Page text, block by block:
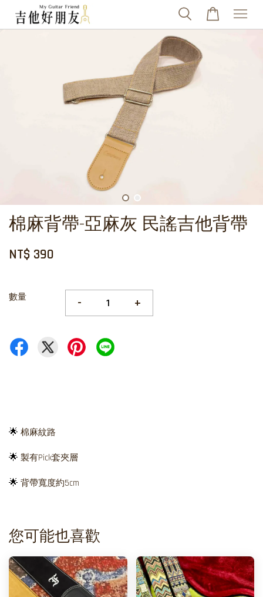
棉麻背帶-亞麻灰 民謠吉他背帶
NT$ 390
數量 - +
🌟 棉麻紋路
🌟 製有Pick套夾層
🌟 背帶寬度約5cm
您可能也喜歡